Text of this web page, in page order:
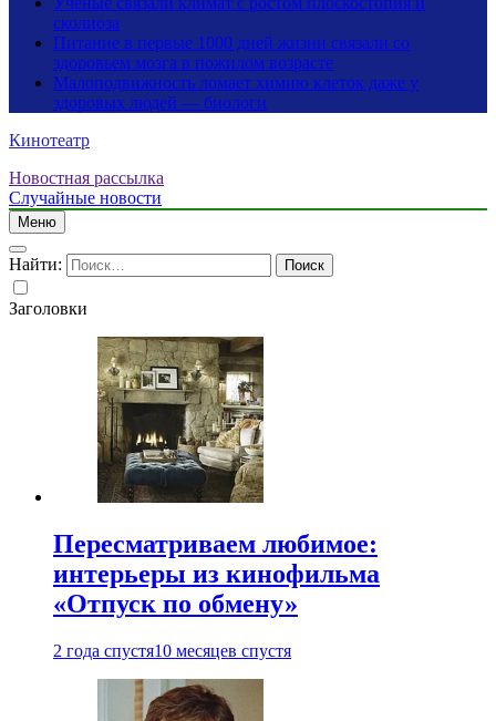
сколиоза
Питание в первые 1000 дней жизни связали со
здоровьем мозга в пожилом возрасте
Малоподвижность ломает химию клеток даже у
здоровых людей — биологи
Кинотеатр
Новостная рассылка
Случайные новости
Меню
Найти:
Заголовки
Пересматриваем любимое:
интерьеры из кинофильма
«Отпуск по обмену»
2 года спустя10 месяцев спустя